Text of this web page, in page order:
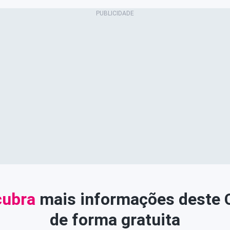
mais informações deste
de forma gratuita